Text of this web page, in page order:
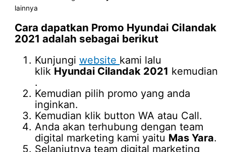
lainnya
Cara dapatkan Promo Hyundai Cilandak
2021 adalah sebagai berikut
Kunjungiwebsite kami lalu
klik Hyundai Cilandak 2021 kemudian
.
Kemudian pilih promo yang anda
inginkan.
Kemudian klik button WA atau Call.
Anda akan terhubung dengan team
digital marketing kami yaitu Mas Yara.
Selanjutnya team digital marketing